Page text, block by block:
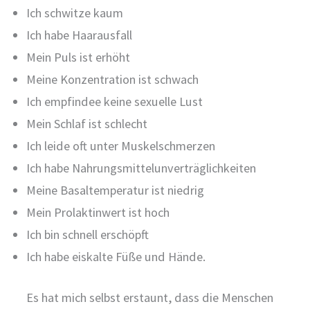
Ich schwitze kaum
Ich habe Haarausfall
Mein Puls ist erhöht
Meine Konzentration ist schwach
Ich empfindee keine sexuelle Lust
Mein Schlaf ist schlecht
Ich leide oft unter Muskelschmerzen
Ich habe Nahrungsmittelunverträglichkeiten
Meine Basaltemperatur ist niedrig
Mein Prolaktinwert ist hoch
Ich bin schnell erschöpft
Ich habe eiskalte Füße und Hände.
Es hat mich selbst erstaunt, dass die Menschen